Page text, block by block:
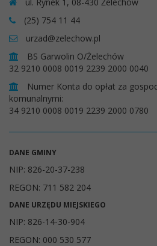
(25) 754 11 44
urzad@zelechow.pl
BS Garwolin O/Żelechów
32 9210 0008 0019 2239 2000 0040
Numer Konta do opłat za
komunalnymi:
34 9210 0008 0019 2239 2000 0780
DANE GMINY
NIP: 826-20-37-238
REGON: 711 582 204
DANE URZĘDU MIEJSKIEGO
NIP: 826-14-30-904
REGON: 000 530 577